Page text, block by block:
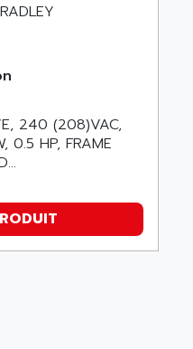
240 (208)VAC,
0.5 HP, FRAME